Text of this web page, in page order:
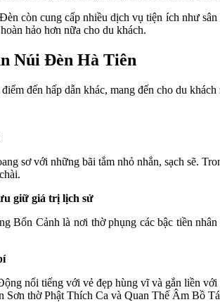
còn cung cấp nhiều dịch vụ tiện ích như
hảo hơn nữa cho du khách.
Núi Đèn Hà Tiên
đến hấp dẫn khác, mang đến cho du
sơ với những bãi tắm nhỏ nhắn, sạch sẽ.
giữ giá trị lịch sử
Bổn Cảnh là nơi thờ phụng các bậc tiền
nổi tiếng với vẻ đẹp hùng vĩ và gắn liền
Sơn thờ Phật Thích Ca và Quan Thế Âm Bồ